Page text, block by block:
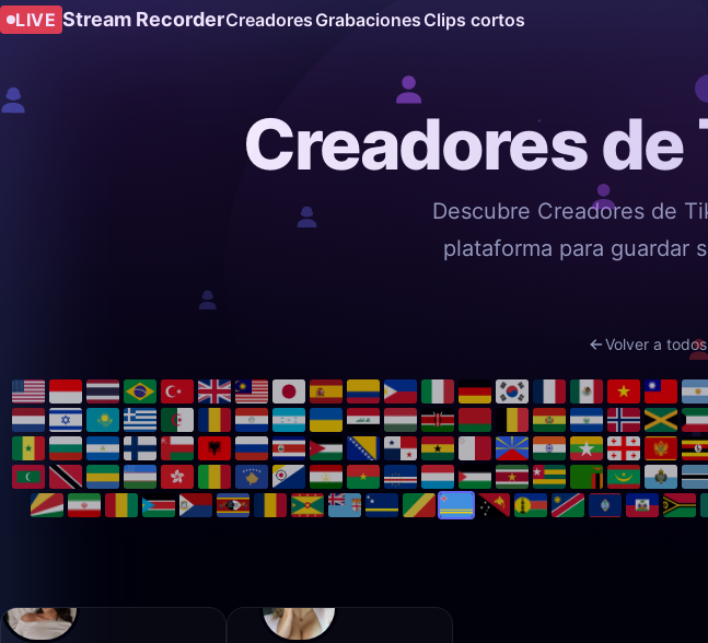
LIVE Stream RecorderCreadores Grabaciones Clips cortos
Creadores de
Descubre Creadores de
plataforma para guardar
Volver a